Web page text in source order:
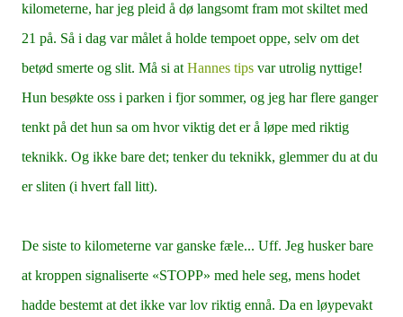
kilometerne, har jeg pleid å dø langsomt fram mot skiltet med
21 på. Så i dag var målet å holde tempoet oppe, selv om det
betød smerte og slit. Må si at Hannes tips var utrolig nyttige!
Hun besøkte oss i parken i fjor sommer, og jeg har flere ganger
tenkt på det hun sa om hvor viktig det er å løpe med riktig
teknikk. Og ikke bare det; tenker du teknikk, glemmer du at du
er sliten (i hvert fall litt).
De siste to kilometerne var ganske fæle... Uff. Jeg husker bare
at kroppen signaliserte «STOPP» med hele seg, mens hodet
hadde bestemt at det ikke var lov riktig ennå. Da en løypevakt